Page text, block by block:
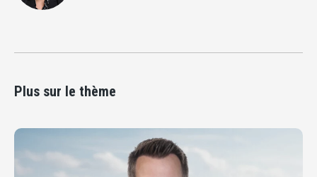
Plus sur le thème